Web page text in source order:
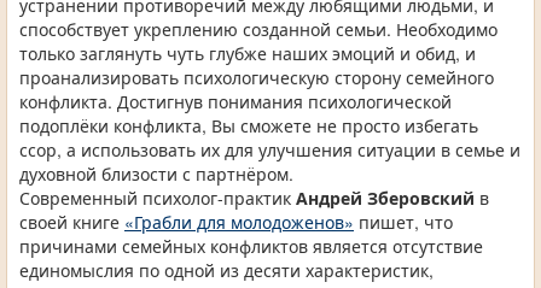
способствует укреплению созданной семьи. Необходимо
только заглянуть чуть глубже наших эмоций и обид, и
проанализировать психологическую сторону семейного
конфликта. Достигнув понимания психологической
подоплёки конфликта, Вы сможете не просто избегать
ссор, а использовать их для улучшения ситуации в семье и
духовной близости с партнёром.
Современный психолог-практик Андрей Зберовский в
своей книге «Грабли для молодоженов» пишет, что
причинами семейных конфликтов является отсутствие
единомыслия по одной из десяти характеристик,